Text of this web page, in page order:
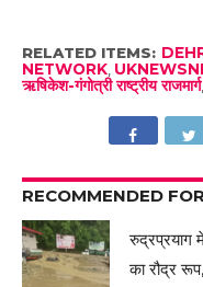
RELATED ITEMS:
NETWORK,
ऋषिकेश-गंगोत्री राष्ट्रीय राजमार्ग
RECOMMENDED
रुद्रप्रयाग
का रौद्र